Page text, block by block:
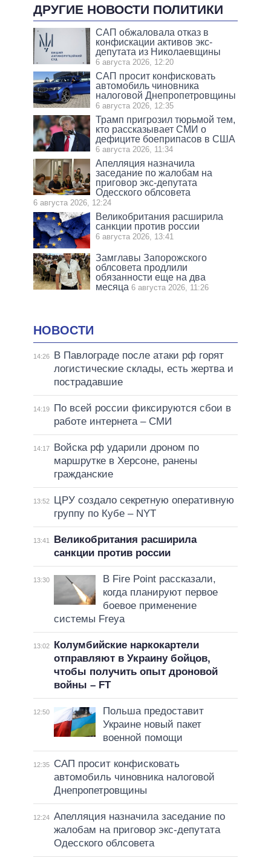
ДРУГИЕ НОВОСТИ ПОЛИТИКИ
САП обжаловала отказ в
конфискации активов экс-
депутата из Николаевщины
6 августа 2026, 12:20
САП просит конфисковать
автомобиль чиновника
налоговой Днепропетровщины
6 августа 2026, 12:35
Трамп пригрозил тюрьмой тем,
кто рассказывает СМИ о
дефиците боеприпасов в США
6 августа 2026, 11:34
Апелляция назначила
заседание по жалобам на
приговор экс-депутата
Одесского облсовета
6 августа 2026, 12:24
Великобритания расширила
санкции против россии
6 августа 2026, 13:41
Замглавы Запорожского
облсовета продлили
обязанности еще на два
месяца 6 августа 2026, 11:26
НОВОСТИ
14:26
В Павлограде после атаки рф горят
логистические склады, есть жертва и
пострадавшие
14:19
По всей россии фиксируются сбои в
работе интернета – СМИ
14:17
Войска рф ударили дроном по
маршрутке в Херсоне, ранены
гражданские
13:52
ЦРУ создало секретную оперативную
группу по Кубе – NYT
13:41
Великобритания расширила
санкции против россии
13:30
В Fire Point рассказали,
когда планируют первое
боевое применение
системы Freya
13:02
Колумбийские наркокартели
отправляют в Украину бойцов,
чтобы получить опыт дроновой
войны – FT
12:50
Польша предоставит
Украине новый пакет
военной помощи
12:35
САП просит конфисковать
автомобиль чиновника налоговой
Днепропетровщины
12:24 Апелляция назначила заседание по
жалобам на приговор экс-депутата
Одесского облсовета